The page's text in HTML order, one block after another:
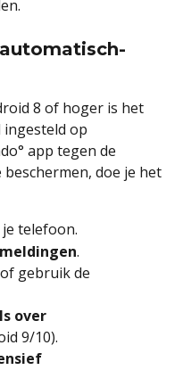
8 of hoger is het
op
app tegen de
doe je het
telefoon.
.
gebruik de
over
9/10).